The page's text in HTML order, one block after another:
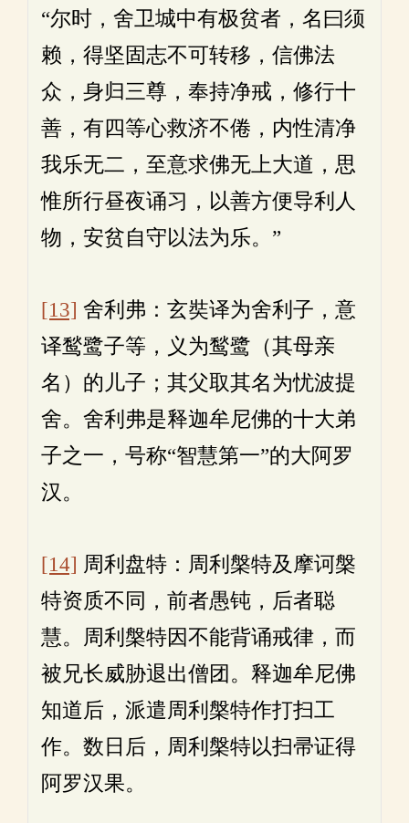
“尔时，舍卫城中有极贫者，名曰须
赖，得坚固志不可转移，信佛法
众，身归三尊，奉持净戒，修行十
善，有四等心救济不倦，内性清净
我乐无二，至意求佛无上大道，思
惟所行昼夜诵习，以善方便导利人
物，安贫自守以法为乐。”
[13] 舍利弗：玄奘译为舍利子，意
译鹙鹭子等，义为鹙鹭（其母亲
名）的儿子；其父取其名为忧波提
舍。舍利弗是释迦牟尼佛的十大弟
子之一，号称“智慧第一”的大阿罗
汉。
[14] 周利盘特：周利槃特及摩诃槃
特资质不同，前者愚钝，后者聪
慧。周利槃特因不能背诵戒律，而
被兄长威胁退出僧团。释迦牟尼佛
知道后，派遣周利槃特作打扫工
作。数日后，周利槃特以扫帚证得
阿罗汉果。